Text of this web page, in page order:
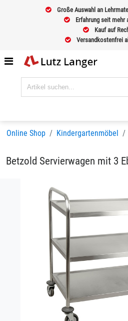
Große Auswahl an
Erfahrung seit mehr
Kauf auf
Versandkostenfrei
Online Shop Kindergartenmöbel
Betzold Servierwagen mit 3